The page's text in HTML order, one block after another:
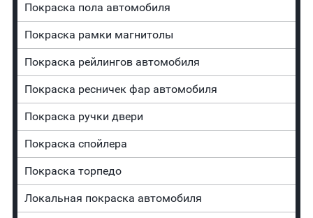
Покраска пола автомобиля
Покраска рамки магнитолы
Покраска рейлингов автомобиля
Покраска ресничек фар автомобиля
Покраска ручки двери
Покраска спойлера
Покраска торпедо
Локальная покраска автомобиля